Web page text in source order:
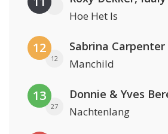
Hoe Het Is
12
12
Sabrina Carpenter
Manchild
13
27
Donnie & Yves
Nachtenlang